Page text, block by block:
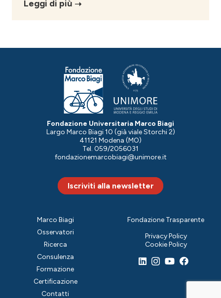
Leggi di più
Fondazione Universitaria Marco Biagi
Largo Marco Biagi 10 (già viale Storchi 2)
41121 Modena (MO)
Tel. 059/2056031
fondazionemarcobiagi@unimore.it
Iscriviti alla newsletter
Marco Biagi
Osservatori
Ricerca
Consulenza
Formazione
Certificazione
Contatti
Fondazione Trasparente
Privacy Policy
Cookie Policy